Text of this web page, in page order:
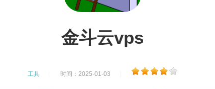
金斗云vps
工具 时间：2025-01-03